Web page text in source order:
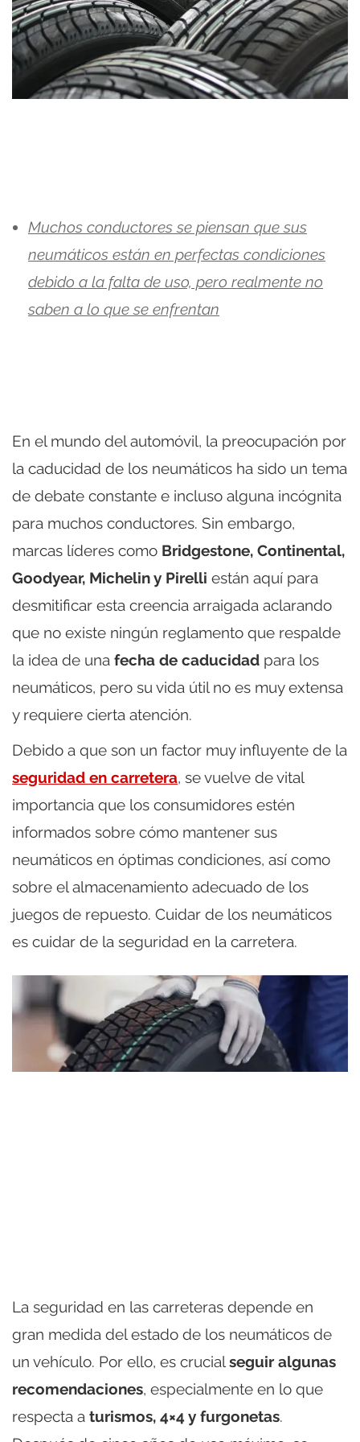
Muchos conductores se piensan que sus
neumáticos están en perfectas condiciones
debido a la falta de uso, pero realmente no
saben a lo que se enfrentan
En el mundo del automóvil, la preocupación por
la caducidad de los neumáticos ha sido un tema
de debate constante e incluso alguna incógnita
para muchos conductores. Sin embargo,
marcas líderes como Bridgestone, Continental,
Goodyear, Michelin y Pirelli están aquí para
desmitificar esta creencia arraigada aclarando
que no existe ningún reglamento que respalde
la idea de una fecha de caducidad para los
neumáticos, pero su vida útil no es muy extensa
y requiere cierta atención.
Debido a que son un factor muy influyente de la
seguridad en carretera, se vuelve de vital
importancia que los consumidores estén
informados sobre cómo mantener sus
neumáticos en óptimas condiciones, así como
sobre el almacenamiento adecuado de los
juegos de repuesto. Cuidar de los neumáticos
es cuidar de la seguridad en la carretera.
La seguridad en las carreteras depende en
gran medida del estado de los neumáticos de
un vehículo. Por ello, es crucialseguir algunas
recomendaciones, especialmente en lo que
respecta a turismos, 4×4 y furgonetas.